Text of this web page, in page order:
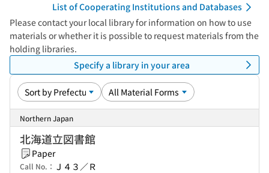
List of Cooperating Institutions and Databases
Please contact your local library for information on how to use
materials or whether it is possible to request materials from the
holding libraries.
Specify a library in your area
Northern Japan
北海道立図書館
Paper
Call No.： Ｊ４３／Ｒ